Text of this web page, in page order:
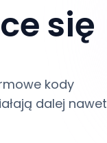
się
kody
dalej nawet